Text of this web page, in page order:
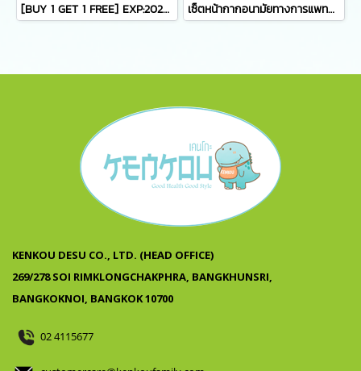
[BUY 1 GET 1 FREE] EXP:20270117 หน้ากากอนามัยคาร์บอนเคนโกะ สำหรับผู้หญิงหรือเด็กโต บรรจุ 50 ชิ้น (KENKOU CARBON BLACK LADY FACE MASK) เซ็ตหน้ากากอนามัยทางการแพทย์เคนโกะ - เซ็ต 5 ซอง
KENKOU DESU CO., LTD. (HEAD OFFICE)
269/278 SOI RIMKLONGCHAKPHRA, BANGKHUNSRI,
BANGKOKNOI, BANGKOK 10700
02 4115677